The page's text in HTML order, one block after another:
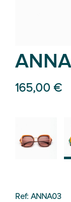
ANNA
165,00 €
Ref: ANNA03